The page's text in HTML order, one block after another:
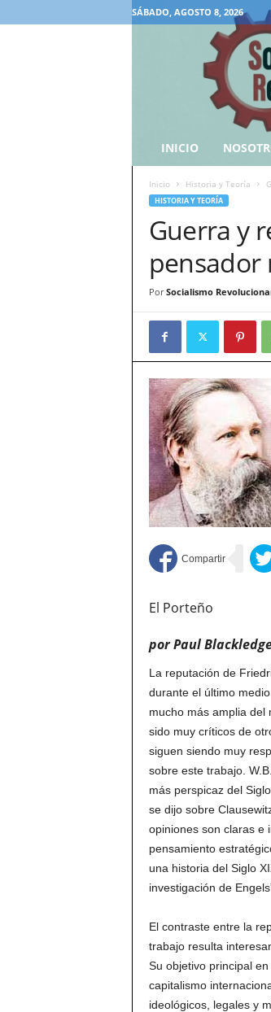
SÁBADO, AGOSTO 8, 2026
INICIO
Inicio Historia y Teoría
HISTORIA Y TEORÍA
Guerra y
pensador
Por Socialismo
El Porteño
por Paul
La reputación de
durante el último
mucho más amplia del
sido muy críticos de
siguen siendo muy
sobre este trabajo.
más perspicaz del
se dijo sobre
opiniones son claras e
pensamiento
una historia del Siglo
investigación de
El contraste entre la
trabajo resulta
Su objetivo principal
capitalismo
ideológicos, legales y